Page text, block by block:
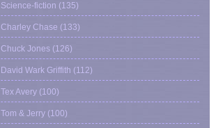
Science-fiction (135)
Charley Chase (133)
Chuck Jones (126)
David Wark Griffith (112)
Tex Avery (100)
Tom & Jerry (100)